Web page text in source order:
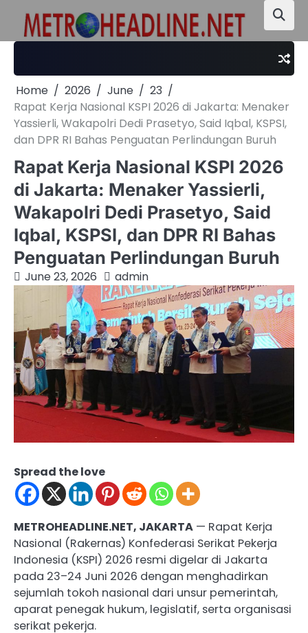
content
Home 2026 June
23
Rapat Kerja Nasional KSPI 2026 di Jakarta: Menaker
Yassierli, Wakapolri Dedi Prasetyo, Said Iqbal, KSPSI,
dan DPR RI Bahas Penguatan Perlindungan Buruh
Rapat Kerja Nasional KSPI 2026
di Jakarta: Menaker Yassierli,
Wakapolri Dedi Prasetyo, Said
Iqbal, KSPSI, dan DPR RI Bahas
Penguatan Perlindungan Buruh
June 23, 2026 admin
Spread the love
METROHEADLINE.NET, JAKARTA — Rapat Kerja
Nasional (Rakernas) Konfederasi Serikat Pekerja
Indonesia (KSPI) 2026 resmi digelar di Jakarta
pada 23–24 Juni 2026 dengan menghadirkan
sejumlah tokoh nasional dari unsur pemerintah,
aparat penegak hukum, legislatif, serta organisasi
serikat pekerja.